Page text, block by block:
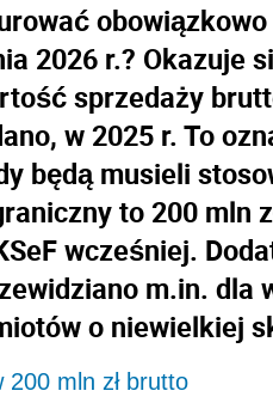
2026 r.? Okazuje
sprzedaży
w 2025 r. To
będą musieli
to 200 mln
wcześniej.
m.in.
o niewielkiej
mln zł brutto